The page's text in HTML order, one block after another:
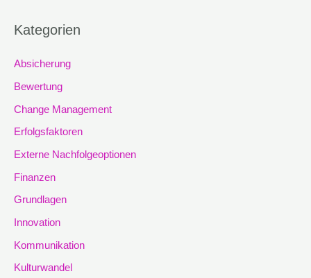
Kategorien
Absicherung
Bewertung
Change Management
Erfolgsfaktoren
Externe Nachfolgeoptionen
Finanzen
Grundlagen
Innovation
Kommunikation
Kulturwandel